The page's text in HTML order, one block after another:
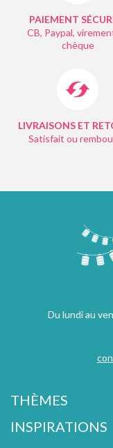
PAIEMENT
CB, Paypal,
chèque
LIVRAISONS ET
Satisfait ou
Du lundi au
THÈMES
INSPIRATIONS